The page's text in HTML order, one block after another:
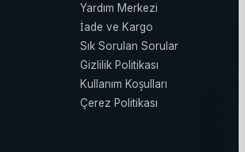
Yardım Merkezi
İade ve Kargo
Sık Sorulan Sorular
Gizlilik Politikası
Kullanım Koşulları
Çerez Politikası